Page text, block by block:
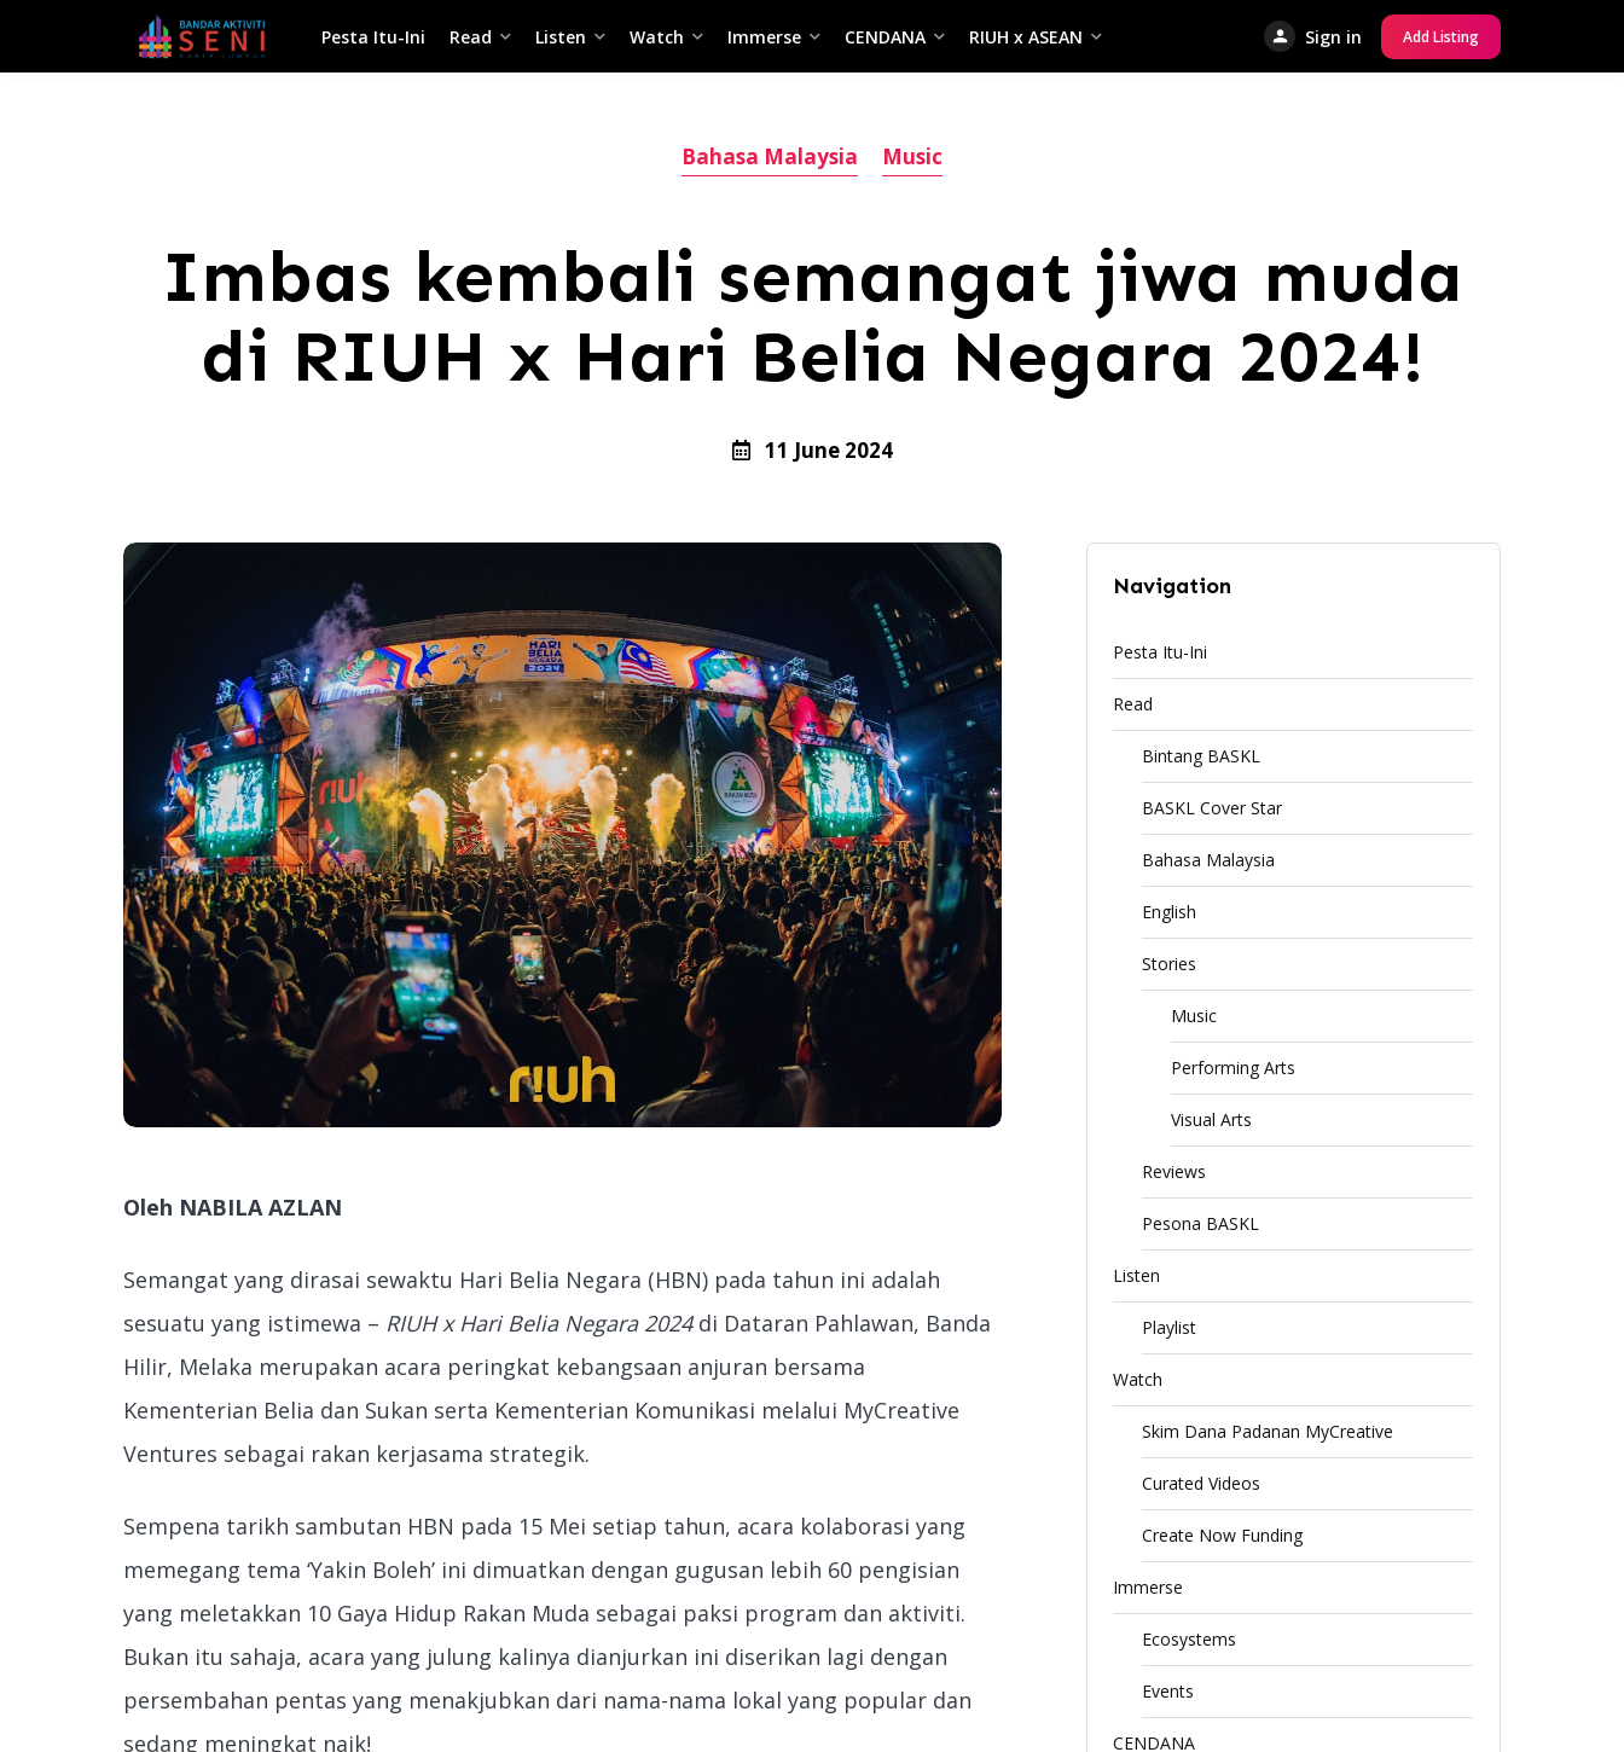
Pesta Itu-Ini Read Listen Watch Immerse CENDANA RIUH x ASEAN Sign in Add Listing
Bahasa Malaysia Music
Imbas kembali semangat jiwa muda
di RIUH x Hari Belia Negara 2024!
11 June 2024
Oleh NABILA AZLAN
Semangat yang dirasai sewaktu Hari Belia Negara (HBN) pada tahun ini adalah
sesuatu yang istimewa – RIUH x Hari Belia Negara 2024di Dataran Pahlawan, Banda
Hilir, Melaka merupakan acara peringkat kebangsaan anjuran bersama
Kementerian Belia dan Sukan serta Kementerian Komunikasi melalui MyCreative
Ventures sebagai rakan kerjasama strategik.
Sempena tarikh sambutan HBN pada 15 Mei setiap tahun, acara kolaborasi yang
memegang tema ‘Yakin Boleh’ ini dimuatkan dengan gugusan lebih 60 pengisian
yang meletakkan 10 Gaya Hidup Rakan Muda sebagai paksi program dan aktiviti.
Bukan itu sahaja, acara yang julung kalinya dianjurkan ini diserikan lagi dengan
persembahan pentas yang menakjubkan dari nama-nama lokal yang popular dan
sedang meningkat naik!
Navigation
Pesta Itu-Ini
Read
Bintang BASKL
BASKL Cover Star
Bahasa Malaysia
English
Stories
Music
Performing Arts
Visual Arts
Reviews
Pesona BASKL
Listen
Playlist
Watch
Skim Dana Padanan MyCreative
Curated Videos
Create Now Funding
Immerse
Ecosystems
Events
CENDANA